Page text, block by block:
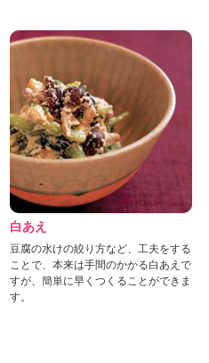
白あえ
豆腐の水けの絞り方など、工夫をする
ことで、本来は手間のかかる白あえで
すが、簡単に早くつくることができま
す。